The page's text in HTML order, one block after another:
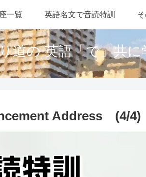
道の 英語「で」共
一覧 英語名文で音読特訓
Address (4/4)